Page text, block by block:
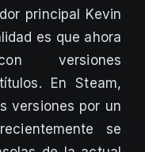
principal Kevin
es que ahora
versiones
En Steam,
versiones por un
se